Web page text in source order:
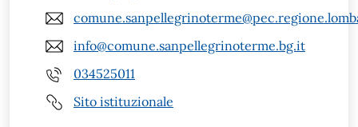
info@comune.sanpellegrinoterme.bg.it
034525011
Sito istituzionale